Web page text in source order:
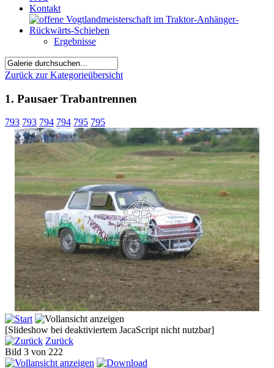
Kontakt
Ergebnisse
Zurück zur Kategorieübersicht
1. Pausaer Trabantrennen
793 793 794 794 795 795
[Slideshow bei deaktiviertem JacaScript nicht nutzbar]
Zurück
Bild 3 von 222